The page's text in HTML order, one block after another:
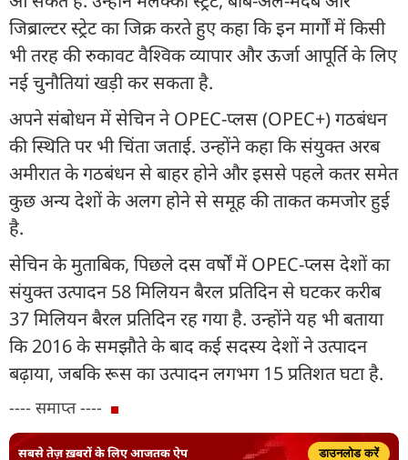
जिब्राल्टर स्ट्रेट का जिक्र करते हुए कहा कि इन मार्गों में किसी
भी तरह की रुकावट वैश्विक व्यापार और ऊर्जा आपूर्ति के लिए
नई चुनौतियां खड़ी कर सकता है.
अपने संबोधन में सेचिन ने OPEC-प्लस (OPEC+) गठबंधन
की स्थिति पर भी चिंता जताई. उन्होंने कहा कि संयुक्त अरब
अमीरात के गठबंधन से बाहर होने और इससे पहले कतर समेत
कुछ अन्य देशों के अलग होने से समूह की ताकत कमजोर हुई
है.
सेचिन के मुताबिक, पिछले दस वर्षों में OPEC-प्लस देशों का
संयुक्त उत्पादन 58 मिलियन बैरल प्रतिदिन से घटकर करीब
37 मिलियन बैरल प्रतिदिन रह गया है. उन्होंने यह भी बताया
कि 2016 के समझौते के बाद कई सदस्य देशों ने उत्पादन
बढ़ाया, जबकि रूस का उत्पादन लगभग 15 प्रतिशत घटा है.
---- समाप्त ----
सबसे तेज़ ख़बरों के लिए आजतक ऐप डाउनलोड करें